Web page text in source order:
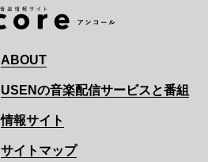
ABOUT
USENの音楽配信サービスと番組
情報サイト
サイトマップ